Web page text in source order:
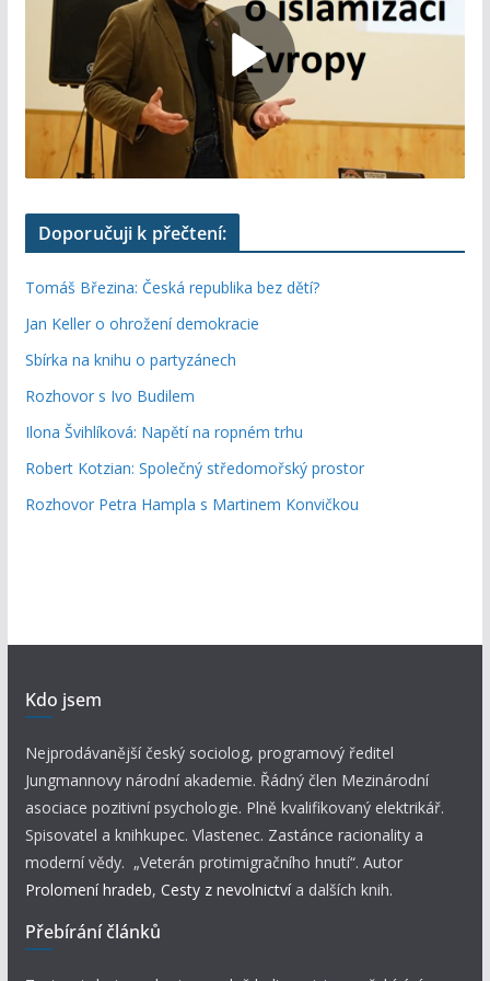
Doporučuji k přečtení:
Tomáš Březina: Česká republika bez dětí?
Jan Keller o ohrožení demokracie
Sbírka na knihu o partyzánech
Rozhovor s Ivo Budilem
Ilona Švihlíková: Napětí na ropném trhu
Robert Kotzian: Společný středomořský prostor
Rozhovor Petra Hampla s Martinem Konvičkou
Kdo jsem
Nejprodávanější český sociolog, programový ředitel
Jungmannovy národní akademie. Řádný člen Mezinárodní
asociace pozitivní psychologie. Plně kvalifikovaný elektrikář.
Spisovatel a knihkupec. Vlastenec. Zastánce racionality a
moderní vědy. „Veterán protimigračního hnutí“. Autor
Prolomení hradeb, Cesty z nevolnictví a dalších knih.
Přebírání článků